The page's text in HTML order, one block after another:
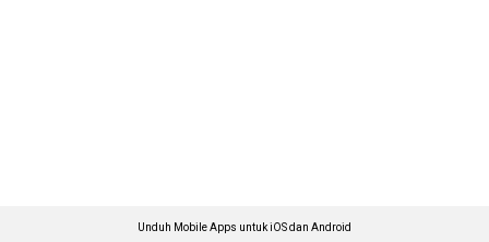
Unduh Mobile Apps untuk iOS dan Android